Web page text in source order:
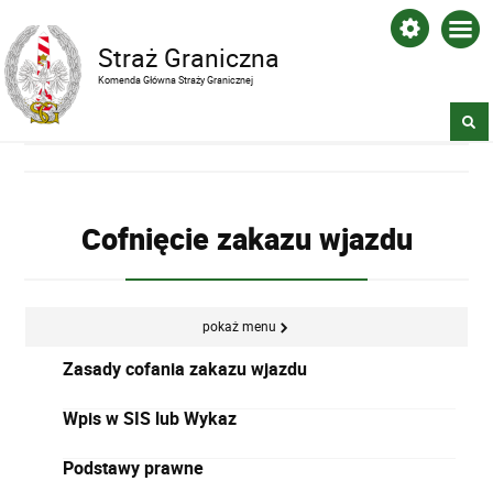
Straż Graniczna
Komenda Główna Straży Granicznej
Cofnięcie zakazu wjazdu
pokaż menu
Zasady cofania zakazu wjazdu
Wpis w SIS lub Wykaz
Podstawy prawne